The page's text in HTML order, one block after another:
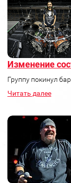
Изменение
Группу покинул
Читать далее